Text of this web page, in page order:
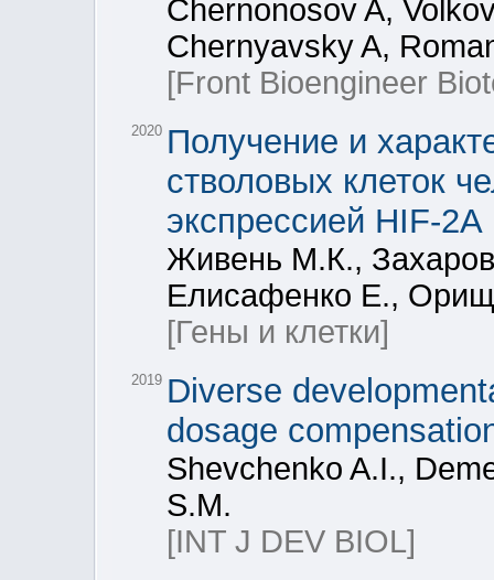
Chernonosov A,
Chernyavsky A,
[Front Bioengineer
2020 Получение и
стволовых клеток
экспрессией HIF-2A
Живень М.К.,
Елисафенко Е.,
[Гены и клетки]
2019 Diverse
dosage
Shevchenko A.I.,
S.M.
[INT J DEV BIOL]